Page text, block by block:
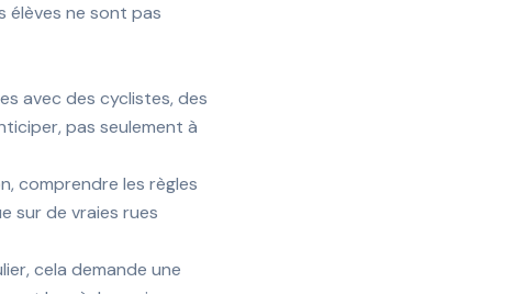
élèves ne sont pas
avec des cyclistes, des
pas seulement à
comprendre les règles
sur de vraies rues
cela demande une